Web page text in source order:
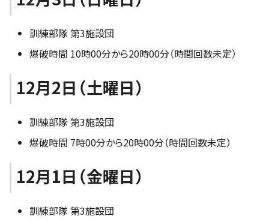
訓練部隊 第3施設団
爆破時間 10時00分から20時00分（時間回数未定）
12月2日（土曜日）
訓練部隊 第3施設団
爆破時間 7時00分から20時00分（時間回数未定）
12月1日（金曜日）
訓練部隊 第3施設団